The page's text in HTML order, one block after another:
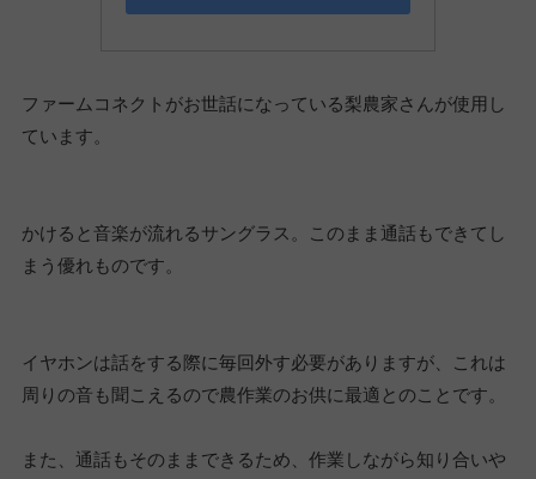
ファームコネクトがお世話になっている梨農家さんが使用し
ています。
かけると音楽が流れるサングラス。このまま通話もできてし
まう優れものです。
イヤホンは話をする際に毎回外す必要がありますが、これは
周りの音も聞こえるので農作業のお供に最適とのことです。
また、通話もそのままできるため、作業しながら知り合いや